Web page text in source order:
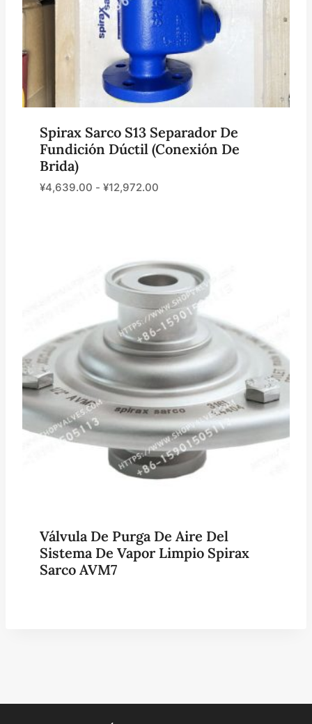
Spirax Sarco S13 Separador De
Fundición Dúctil (conexión De
Brida)
¥4,639.00 - ¥12,972.00
Válvula De Purga De Aire Del
Sistema De Vapor Limpio Spirax
Sarco AVM7